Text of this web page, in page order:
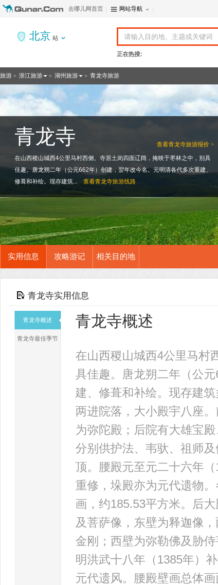
去哪儿网首页 网站导航
北京 站
正在热搜:
旅游 > 浙江旅游 > 湖州旅游 > 青龙寺旅游
查看青龙寺旅游报价 >
青龙寺
在山西稷山城西4公里马村西侧。寺居土岗四面辽阔，掩映于枣林之中，别具
佳趣。唐龙朔二年（公元662年）创建，翌年改今名。元明清各代多次重建、
修葺和补绘。现存建筑...
查看青龙寺旅游线路
实用信息 攻略游记 相关目的地
青龙寺实用信息
青龙寺概述
青龙寺最佳季节
青龙寺概述
在山西稷山城西4公里马村
具佳趣。唐龙朔二年（公
建、修葺和补绘。现存建
两进院落，大小殿宇八座
为弥陀殿；后院有大雄宝
分别供护法、韦驮、祖师
顶。腰殿元至元二十六年
重修，垛殿亦为元代遗物
画，约185.53平方米。后
及菩萨像，东壁为释迦像
金刚；西壁为弥勒佛及胁
明洪武十八年（1385年）
元代遗风。腰殿壁画总体